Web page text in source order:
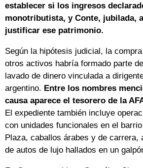
establecer si los ingresos
monotributista, y Conte, jubilada,
justificar ese patrimonio.
Según la hipótesis judicial, la
otros activos habría formado parte
lavado de dinero vinculada a
argentino. Entre los nombres
causa aparece el tesorero de la
El expediente también incluye
con unidades funcionales en el
Plaza, caballos árabes y de carrera,
de autos de lujo hallados en un